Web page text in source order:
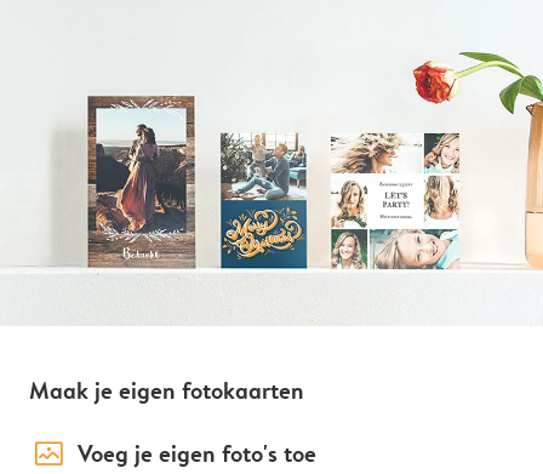
Maak je eigen fotokaarten
image_placeholder Voeg je eigen foto's toe